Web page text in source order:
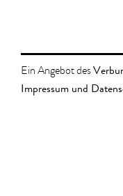
Ein Angebot des
Impressum und